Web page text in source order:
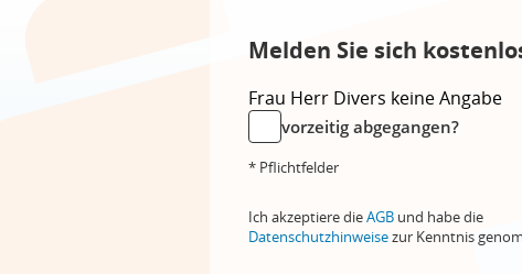
Melden Sie sich
Frau Herr Divers keine Angabe
vorzeitig abgegangen?
* Pflichtfelder
Ich akzeptiere dieAGB und habe die
Datenschutzhinweisezur Kenntnis